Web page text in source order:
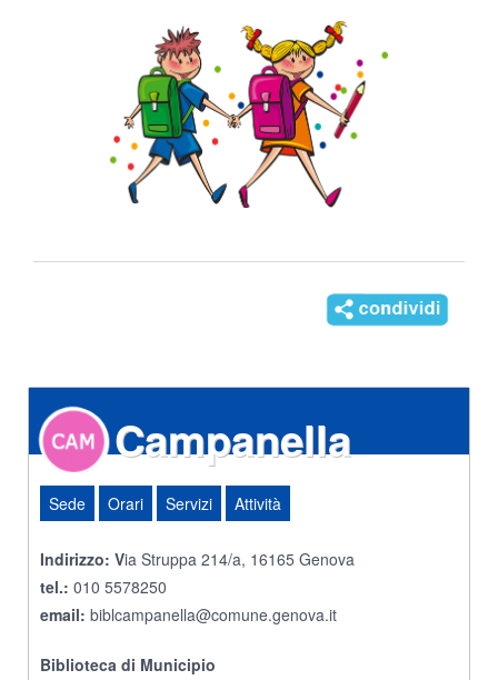
Campanella
Sede Orari Servizi Attività
Indirizzo: Via Struppa 214/a, 16165 Genova
tel.: 010 5578250
email: biblcampanella@comune.genova.it
Biblioteca di Municipio